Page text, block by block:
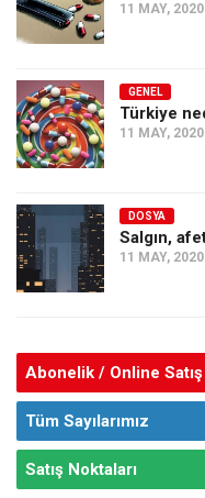
11 MAY, 2020
GENEL
Türkiye
11 MAY, 2020
DOSYA
Salgın,
11 MAY, 2020
Abonelik / Online Satış
Tüm Sayılarımız
Satış Noktaları